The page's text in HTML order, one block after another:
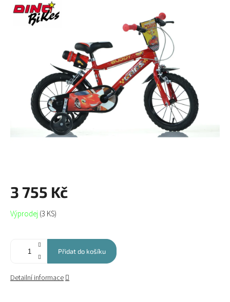
0,0
z
3 755 Kč
Měrná
cena:
Výprodej(3 KS)
Přidat do košíku
Detailní informace